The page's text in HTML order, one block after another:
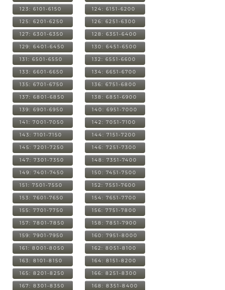
123: 6101-6150 124: 6151-6200
125: 6201-6250 126: 6251-6300
127: 6301-6350 128: 6351-6400
129: 6401-6450 130: 6451-6500
131: 6501-6550 132: 6551-6600
133: 6601-6650 134: 6651-6700
135: 6701-6750 136: 6751-6800
137: 6801-6850 138: 6851-6900
139: 6901-6950 140: 6951-7000
141: 7001-7050 142: 7051-7100
143: 7101-7150 144: 7151-7200
145: 7201-7250 146: 7251-7300
147: 7301-7350 148: 7351-7400
149: 7401-7450 150: 7451-7500
151: 7501-7550 152: 7551-7600
153: 7601-7650 154: 7651-7700
155: 7701-7750 156: 7751-7800
157: 7801-7850 158: 7851-7900
159: 7901-7950 160: 7951-8000
161: 8001-8050 162: 8051-8100
163: 8101-8150 164: 8151-8200
165: 8201-8250 166: 8251-8300
167: 8301-8350 168: 8351-8400